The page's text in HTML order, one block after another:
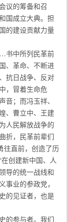
议的筹备和召
国成立大典。担
的建设贡献力量
书中所列民革前
、革命、不断进
抗日战争、反对
，冒着生命危
；而冯玉祥、
、曹立中、王建
人民解放战争的
折，民革前辈们
往直前，创造了历
创建新中国、人
导的统一战线和
事业的参政党，
的见证者，也是
的参与者。我们